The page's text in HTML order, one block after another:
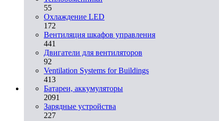
55
Охлаждение LED
172
Вентиляция шкафов управления
441
Двигатели для вентиляторов
92
Ventilation Systems for Buildings
413
Батареи, аккумуляторы
2091
Зарядные устройства
227